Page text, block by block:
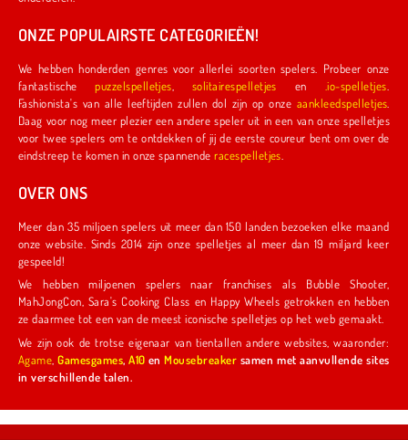
ONZE POPULAIRSTE CATEGORIEËN!
We hebben honderden genres voor allerlei soorten spelers. Probeer onze
fantastischepuzzelspelletjes solitairespelletjes en .io-spelletjes
Fashionista's van alle leeftijden zullen dol zijn op onze aankleedspelletjes
Daag voor nog meer plezier een andere speler uit in een van onze spelletjes
voor twee spelers om te ontdekken of jij de eerste coureur bent om over de
eindstreep te komen in onze spannenderacespelletjes
OVER ONS
Meer dan 35 miljoen spelers uit meer dan 150 landen bezoeken elke maand
onze website. Sinds 2014 zijn onze spelletjes al meer dan 19 miljard keer
gespeeld!
We hebben miljoenen spelers naar franchises als Bubble Shooter,
MahJongCon, Sara's Cooking Class en Happy Wheels getrokken en hebben
ze daarmee tot een van de meest iconische spelletjes op het web gemaakt.
We zijn ook de trotse eigenaar van tientallen andere websites, waaronder:
Agame ,Gamesgames,A10 enMousebreaker samen met aanvullende sites
in verschillende talen.